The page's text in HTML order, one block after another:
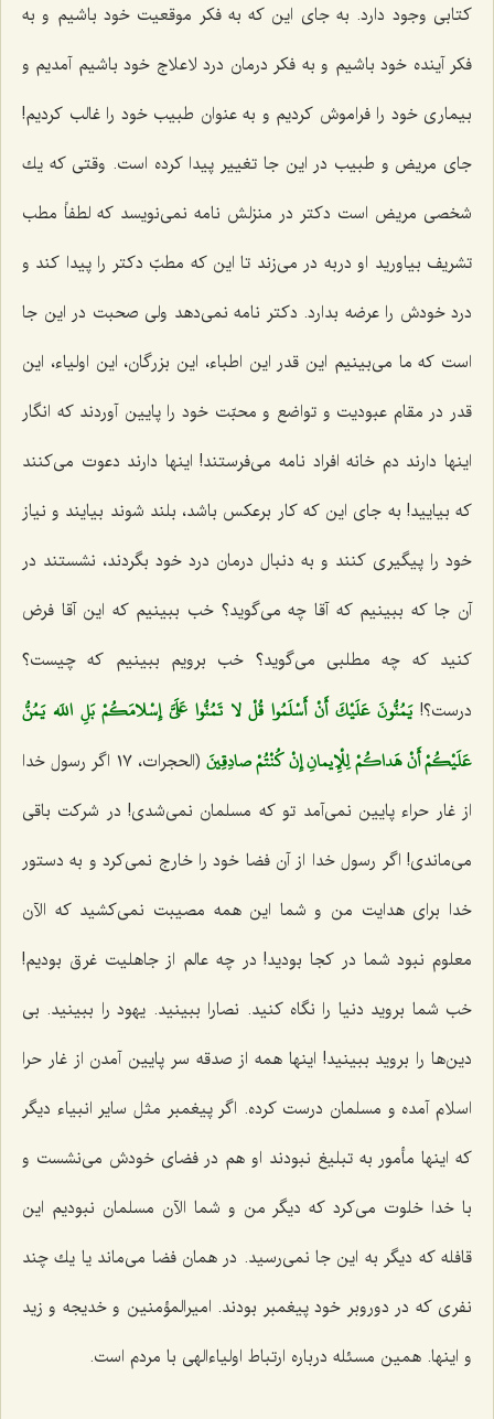
كتابی وجود دارد. به جای این كه به فكر موقعیت خود باشیم و به
فكر آینده خود باشیم و به فكر درمان درد لاعلاج خود باشیم آمدیم و
بیماری خود را فراموش كردیم و به عنوان طبیب خود را غالب كردیم!
جای مریض و طبیب در این جا تغییر پیدا كرده است. وقتی كه یك
شخصی مریض است دكتر در منزلش نامه نمی‌نویسد كه لطفاً مطب
تشریف بیاورید او دربه در می‌زند تا این كه مطبّ دكتر را پیدا كند و
درد خودش را عرضه بدارد. دكتر نامه نمی‌دهد ولی صحبت در این جا
است كه ما می‌بینیم این قدر این اطباء، این بزرگان، این اولیاء، این
قدر در مقام عبودیت و تواضع و محبّت خود را پایین آوردند كه انگار
اینها دارند دم خانه افراد نامه می‌فرستند! اینها دارند دعوت می‌كنند
كه بیایید! به جای این كه كار برعكس باشد، بلند شوند بیایند و نیاز
خود را پیگیری كنند و به دنبال درمان درد خود بگردند، نشستند در
آن جا كه ببینیم كه آقا چه می‌گوید؟ خب ببینیم كه این آقا فرض
كنید كه چه مطلبی می‌گوید؟ خب برویم ببینیم كه چیست؟
درست؟! يَمُنُّونَ عَلَيْكَ أَنْ أَسْلَمُوا قُلْ لا تَمُنُّوا عَلَيَّ إِسْلامَكُمْ بَلِ اللَه يَمُنُّ
عَلَيْكُمْ أَنْ هَداكُمْ لِلْإِيمانِ إِنْ كُنْتُمْ صادِقِينَ‌
(الحجرات، ١٧ اگر رسول خدا
از غار حراء پایین نمی‌آمد تو كه مسلمان نمی‌شدی! در شركت باقی
می‌ماندی! اگر رسول خدا از آن فضا خود را خارج نمی‌كرد و به دستور
خدا برای هدایت من و شما این همه مصیبت نمی‌كشید كه الآن
معلوم نبود شما در كجا بودید! در چه عالم از جاهلیت غرق بودیم!
خب شما بروید دنیا را نگاه كنید. نصارا ببینید. یهود را ببینید. بی
دین‌ها را بروید ببینید! اینها همه از صدقه سر پایین آمدن از غار حرا
اسلام آمده و مسلمان درست كرده. اگر پیغمبر مثل سایر انبیاء دیگر
كه اینها مأمور به تبلیغ نبودند او هم در فضای خودش می‌نشست و
با خدا خلوت می‌كرد كه دیگر من و شما الآن مسلمان نبودیم این
قافله كه دیگر به این جا نمی‌رسید. در همان فضا می‌ماند یا یك چند
نفری كه در دوروبر خود پیغمبر بودند. امیرالمؤمنین و خدیجه و زید
و اینها. همین مسئله درباره ارتباط اولیاءالهی با مردم است.